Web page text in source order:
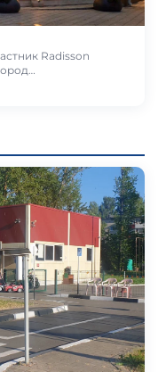
Radisson